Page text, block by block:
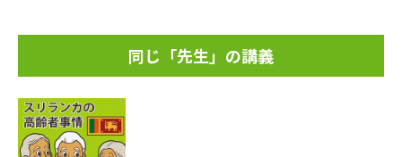
同じ「先生」の講義